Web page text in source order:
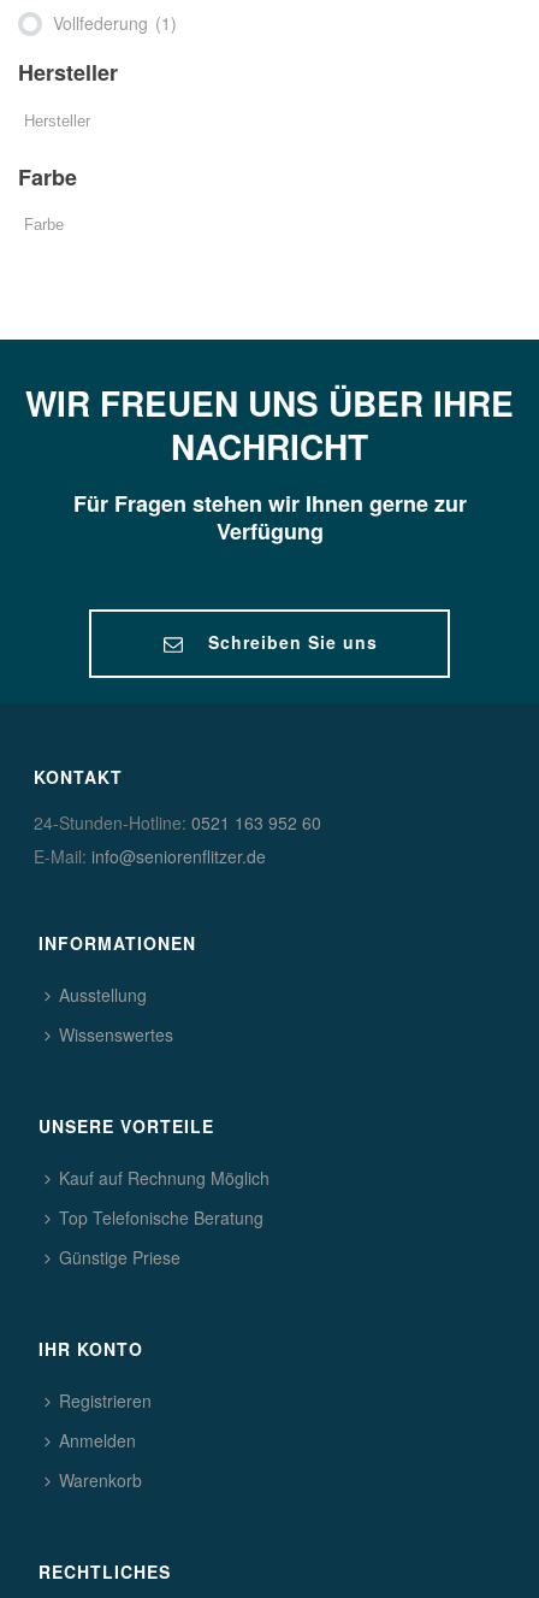
Vollfederung (1)
Hersteller
Farbe
WIR FREUEN UNS ÜBER IHRE
NACHRICHT
Für Fragen stehen wir Ihnen gerne zur
Verfügung
Schreiben Sie uns
KONTAKT
24-Stunden-Hotline:0521 163 952 60
E-Mail:info@seniorenflitzer.de
INFORMATIONEN
Ausstellung
Wissenswertes
UNSERE VORTEILE
Kauf auf Rechnung Möglich
Top Telefonische Beratung
Günstige Priese
IHR KONTO
Registrieren
Anmelden
Warenkorb
RECHTLICHES